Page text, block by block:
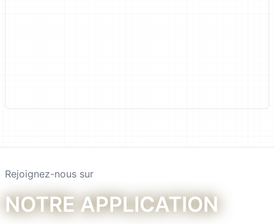
Rejoignez-nous sur
Notre application